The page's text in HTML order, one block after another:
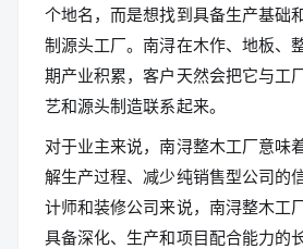
个地名，而是想找到具备生产基础
制源头工厂。南浔在木作、地板、
期产业积累，客户天然会把它与工
艺和源头制造联系起来。
对于业主来说，南浔整木工厂意味
解生产过程、减少纯销售型公司的
计师和装修公司来说，南浔整木工
具备深化、生产和项目配合能力的